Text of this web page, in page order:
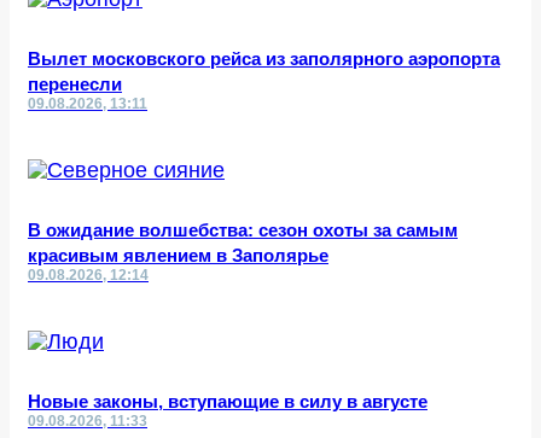
Вылет московского рейса из заполярного аэропорта
перенесли
09.08.2026, 13:11
В ожидание волшебства: сезон охоты за самым
красивым явлением в Заполярье
09.08.2026, 12:14
Новые законы, вступающие в силу в августе
09.08.2026, 11:33